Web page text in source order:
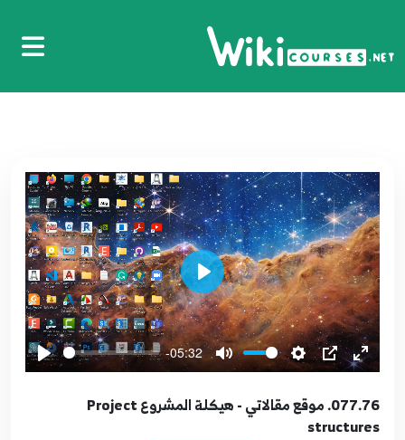
-05:32
Play
077.76. موقع مقالاتي - هيكلة المشروع Project
structures
66
Implementation Design
3:52
68
068.67. ASP.NET Core About Page
4:45
69
069.68. ASP.NET Core - Admin page Layout
6:22
70
070.69. نظرة عامة على طرق النشر والاستضافات
Application Deployment Overview
14:19